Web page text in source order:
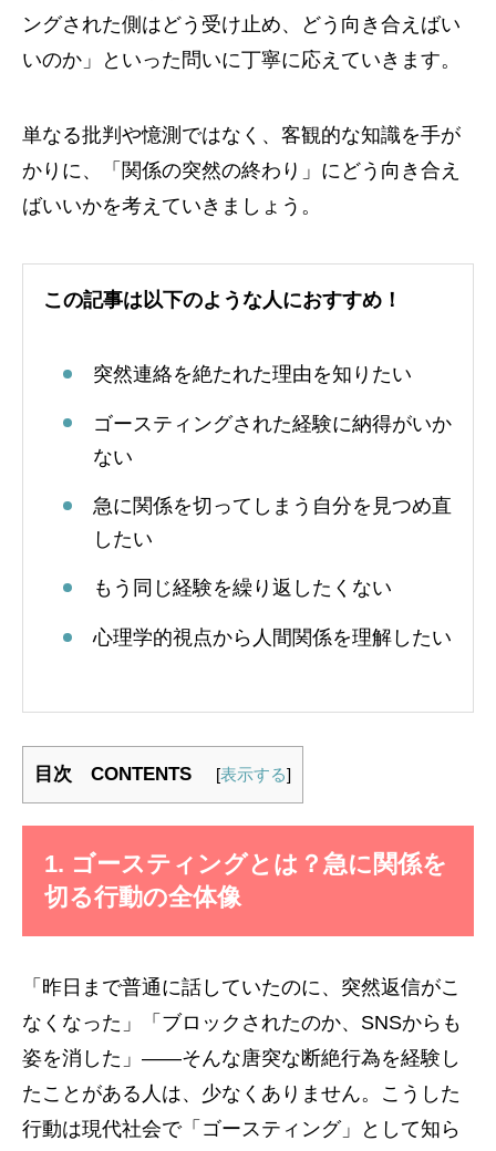
ングされた側はどう受け止め、どう向き合えばい
いのか」といった問いに丁寧に応えていきます。
単なる批判や憶測ではなく、客観的な知識を手が
かりに、「関係の突然の終わり」にどう向き合え
ばいいかを考えていきましょう。
この記事は以下のような人におすすめ！
突然連絡を絶たれた理由を知りたい
ゴースティングされた経験に納得がいか
ない
急に関係を切ってしまう自分を見つめ直
したい
もう同じ経験を繰り返したくない
心理学的視点から人間関係を理解したい
目次 CONTENTS [表示する]
1. ゴースティングとは？急に関係を
切る行動の全体像
「昨日まで普通に話していたのに、突然返信がこ
なくなった」「ブロックされたのか、SNSからも
姿を消した」——そんな唐突な断絶行為を経験し
たことがある人は、少なくありません。こうした
行動は現代社会で「ゴースティング」として知ら